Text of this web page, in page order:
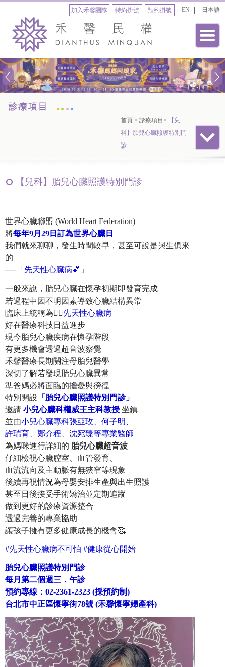
日本語
EN
加入禾馨團隊 預約掛號
特約掛號
首頁 > 診療項目 > 【兒
科】胎兒心臟照護特別門
診
【兒科】胎兒心臟照護特別門診
世界心臟聯盟 (World Heart Federation)
將每年9月29日訂為世界心臟日
我們就來聊聊，發生時間較早，甚至可說是與生俱來
的
──「 先天性心臟病💕 」
一般來說，胎兒心臟在懷孕初期即發育完成
若過程中因不明因素導致心臟結構異常
臨床上統稱為👉🏻先天性心臟病
好在醫療科技日益進步
現今胎兒心臟疾病在懷孕階段
有更多機會透過超音波察覺
禾馨醫療長期關注母胎兒醫學
深切了解若發現胎兒心臟異常
準爸媽必將面臨的擔憂與徬徨
特別開設 「胎兒心臟照護特別門診」
邀請 小兒心臟科權威王主科教授 坐鎮
並由小兒心臟專科張亞玫、何子明、
許瑞育、鄭介程、沈宛臻等專業醫師
為媽咪進行詳細的 胎兒心臟超音波
仔細檢視心臟腔室、血管發育、
血流流向及主動脈有無狹窄等現象
後續再視情況為母嬰安排生產與出生照護
甚至日後接受手術矯治並定期追蹤
做到更好的診療資源整合
透過完善的專業協助
讓孩子擁有更多健康成長的機會🥰
#先天性心臟病不可怕 #健康從心開始
胎兒心臟照護特別門診
每月第二個週三．午診
預約專線：02-2361-2323 (採預約制)
台北市中正區懷寧街78號 (禾馨懷寧婦產科)